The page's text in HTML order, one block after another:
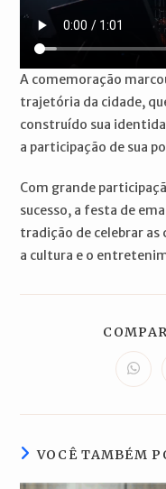
A comemoração
trajetória da cidade,
construído sua
a participação de sua
Com grande
sucesso, a festa de
tradição de celebrar
a cultura e o
Abre
em
nova
VOCÊ TAMBÉM